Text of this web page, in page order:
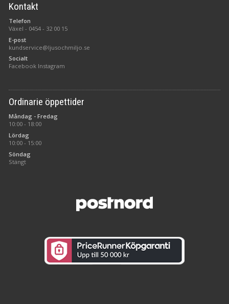
Kontakt
Telefon
Växel - 0454 - 32 00 15
E-post
kundservice@ljusochmiljo.se
Socialt
Facebook Instagram
Ordinarie öppettider
Måndag - Fredag
10:00 - 18:00
Lördag
10:00 - 15:00
Söndag
Stängt